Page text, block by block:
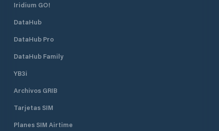
Iridium GO!
DataHub
DataHub Pro
DataHub Family
YB3i
Archivos GRIB
Tarjetas SIM
Planes SIM Airtime